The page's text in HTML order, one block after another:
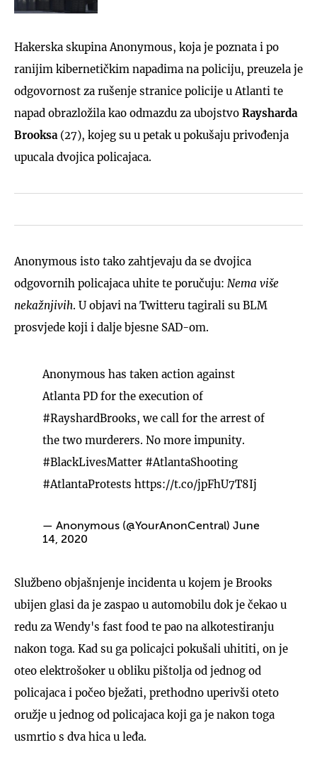
Hakerska skupina Anonymous, koja je poznata i po
ranijim kibernetičkim napadima na policiju, preuzela je
odgovornost za rušenje stranice policije u Atlanti te
napad obrazložila kao odmazdu za ubojstvo Raysharda
Brooksa (27), kojeg su u petak u pokušaju privođenja
upucala dvojica policajaca.
Anonymous isto tako zahtjevaju da se dvojica
odgovornih policajaca uhite te poručuju: Nema više
nekažnjivih. U objavi na Twitteru tagirali su BLM
prosvjede koji i dalje bjesne SAD-om.
Anonymous has taken action against
Atlanta PD for the execution of
#RayshardBrooks, we call for the arrest of
the two murderers. No more impunity.
#BlackLivesMatter #AtlantaShooting
#AtlantaProtests https://t.co/jpFhU7T8Ij
— Anonymous (@YourAnonCentral) June
14, 2020
Službeno objašnjenje incidenta u kojem je Brooks
ubijen glasi da je zaspao u automobilu dok je čekao u
redu za Wendy's fast food te pao na alkotestiranju
nakon toga. Kad su ga policajci pokušali uhititi, on je
oteo elektrošoker u obliku pištolja od jednog od
policajaca i počeo bježati, prethodno uperivši oteto
oružje u jednog od policajaca koji ga je nakon toga
usmrtio s dva hica u leđa.